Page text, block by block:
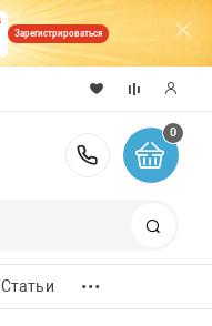
Зарегистрироваться
8 (800)
0
Статьи ...